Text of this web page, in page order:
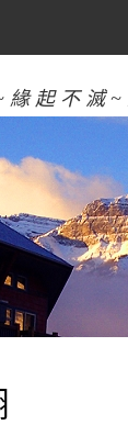
緣 起 不 滅